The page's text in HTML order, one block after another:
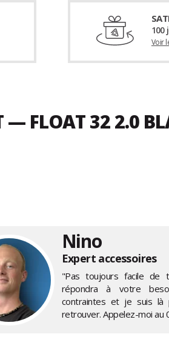
100
Voir
— FLOAT 32 2.0
Nino
Expert accessoires
"Pas toujours facile de
répondra à votre
contraintes et je suis
retrouver. Appelez-moi au